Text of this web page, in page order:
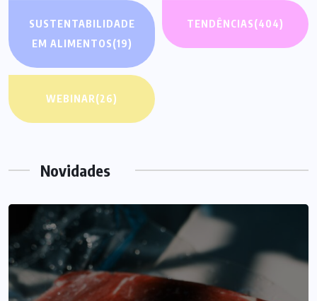
SUSTENTABILIDADE
EM ALIMENTOS(19)
TENDÊNCIAS(404)
WEBINAR(26)
Novidades